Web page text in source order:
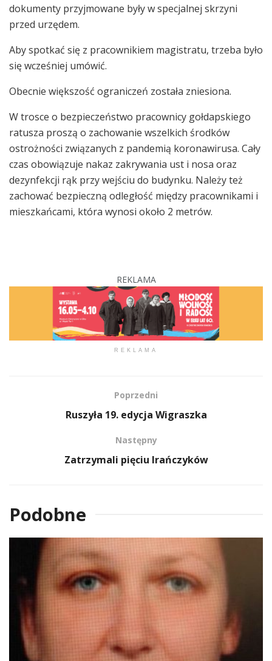
dokumenty przyjmowane były w specjalnej skrzyni
przed urzędem.
Aby spotkać się z pracownikiem magistratu, trzeba było
się wcześniej umówić.
Obecnie większość ograniczeń została zniesiona.
W trosce o bezpieczeństwo pracownicy gołdapskiego
ratusza proszą o zachowanie wszelkich środków
ostrożności związanych z pandemią koronawirusa. Cały
czas obowiązuje nakaz zakrywania ust i nosa oraz
dezynfekcji rąk przy wejściu do budynku. Należy też
zachować bezpieczną odległość między pracownikami i
mieszkańcami, która wynosi około 2 metrów.
REKLAMA
REKLAMA
Poprzedni
Ruszyła 19. edycja Wigraszka
Następny
Zatrzymali pięciu Irańczyków
Podobne